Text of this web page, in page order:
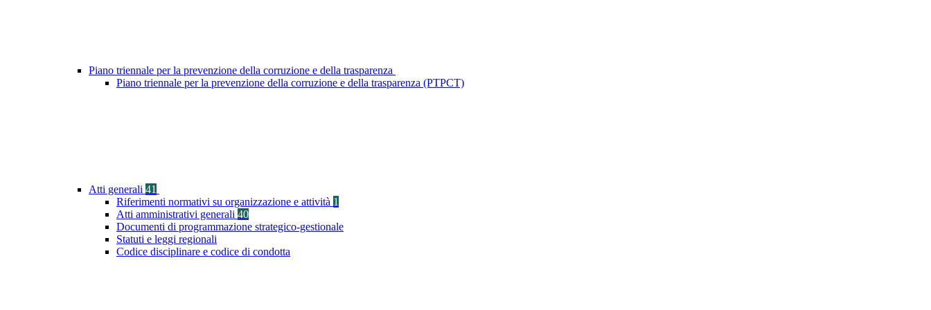
Piano triennale per la prevenzione della corruzione e della trasparenza
Piano triennale per la prevenzione della corruzione e della trasparenza (PTPCT)
Atti generali 41
Riferimenti normativi su organizzazione e attività 1
Atti amministrativi generali 40
Documenti di programmazione strategico-gestionale
Statuti e leggi regionali
Codice disciplinare e codice di condotta